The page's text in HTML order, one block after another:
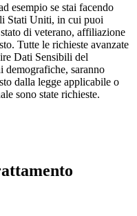
esempio se stai facendo
Stati Uniti, in cui puoi
di veterano, affiliazione
Tutte le richieste avanzate
Dati Sensibili del
demografiche, saranno
dalla legge applicabile o
sono state richieste.